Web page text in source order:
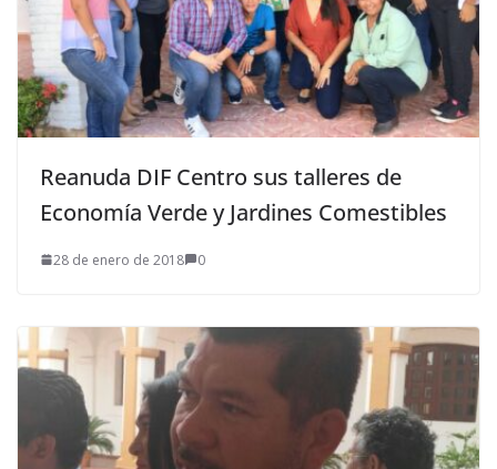
Reanuda DIF Centro sus talleres de
Economía Verde y Jardines Comestibles
28 de enero de 2018 0